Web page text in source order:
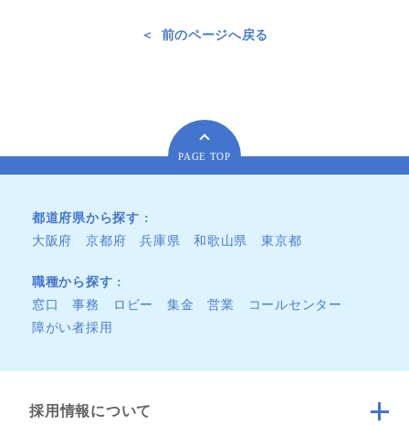
前のページへ戻る
PAGE TOP
都道府県から探す
大阪府
京都府 兵庫県 和歌山県 東京都
職種から探す
窓口
事務 ロビー 集金 営業
コールセンター
障がい者採用
採用情報について